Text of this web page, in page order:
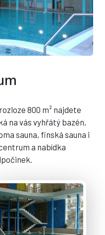
800 m² najdete
na vás vyhřátý bazén,
sauna, finská sauna i
a nabídka